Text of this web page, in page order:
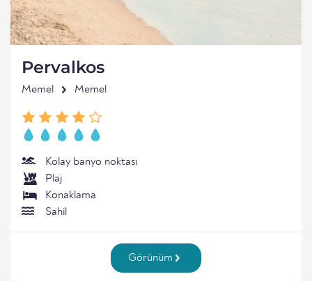
Pervalkos
Memel Memel
Kolay banyo noktası
Plaj
Konaklama
Sahil
Görünüm